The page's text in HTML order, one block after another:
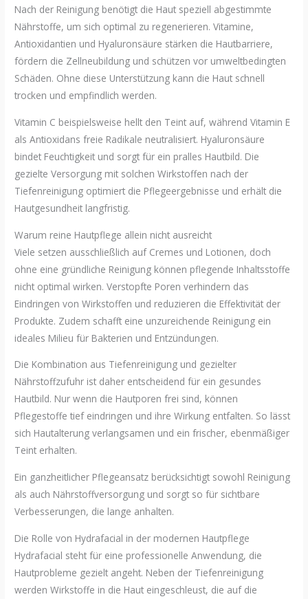
Nach der Reinigung benötigt die Haut speziell abgestimmte
Nährstoffe, um sich optimal zu regenerieren. Vitamine,
Antioxidantien und Hyaluronsäure stärken die Hautbarriere,
fördern die Zellneubildung und schützen vor umweltbedingten
Schäden. Ohne diese Unterstützung kann die Haut schnell
trocken und empfindlich werden.
Vitamin C beispielsweise hellt den Teint auf, während Vitamin E
als Antioxidans freie Radikale neutralisiert. Hyaluronsäure
bindet Feuchtigkeit und sorgt für ein pralles Hautbild. Die
gezielte Versorgung mit solchen Wirkstoffen nach der
Tiefenreinigung optimiert die Pflegeergebnisse und erhält die
Hautgesundheit langfristig.
Warum reine Hautpflege allein nicht ausreicht
Viele setzen ausschließlich auf Cremes und Lotionen, doch
ohne eine gründliche Reinigung können pflegende Inhaltsstoffe
nicht optimal wirken. Verstopfte Poren verhindern das
Eindringen von Wirkstoffen und reduzieren die Effektivität der
Produkte. Zudem schafft eine unzureichende Reinigung ein
ideales Milieu für Bakterien und Entzündungen.
Die Kombination aus Tiefenreinigung und gezielter
Nährstoffzufuhr ist daher entscheidend für ein gesundes
Hautbild. Nur wenn die Hautporen frei sind, können
Pflegestoffe tief eindringen und ihre Wirkung entfalten. So lässt
sich Hautalterung verlangsamen und ein frischer, ebenmäßiger
Teint erhalten.
Ein ganzheitlicher Pflegeansatz berücksichtigt sowohl Reinigung
als auch Nährstoffversorgung und sorgt so für sichtbare
Verbesserungen, die lange anhalten.
Die Rolle von Hydrafacial in der modernen Hautpflege
Hydrafacial steht für eine professionelle Anwendung, die
Hautprobleme gezielt angeht. Neben der Tiefenreinigung
werden Wirkstoffe in die Haut eingeschleust, die auf die